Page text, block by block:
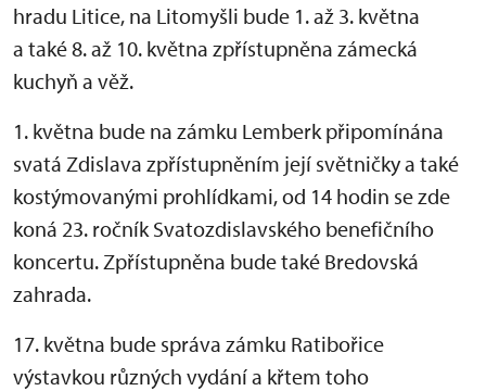
hradu Litice, na Litomyšli bude 1. až 3. května
a také 8. až 10. května zpřístupněna zámecká
kuchyň a věž.
1. května bude na zámku Lemberk připomínána
svatá Zdislava zpřístupněním její světničky a také
kostýmovanými prohlídkami, od 14 hodin se zde
koná 23. ročník Svatozdislavského benefičního
koncertu. Zpřístupněna bude také Bredovská
zahrada.
17. května bude správa zámku Ratibořice
výstavkou různých vydání a křtem toho